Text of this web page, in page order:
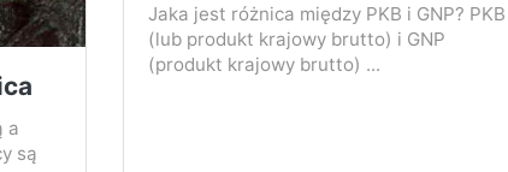
a
są
Jaka jest różnica między PKB i GNP? PKB
(lub produkt krajowy brutto) i GNP
(produkt krajowy brutto) ...